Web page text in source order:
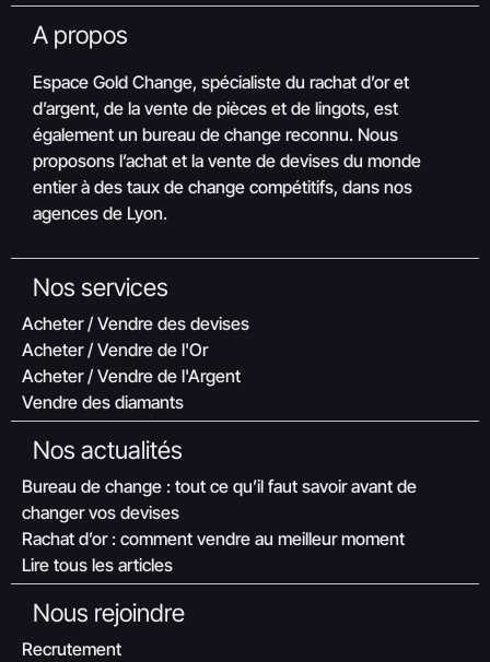
A propos
Espace Gold Change, spécialiste du rachat d’or et
d’argent, de la vente de pièces et de lingots, est
également un bureau de change reconnu. Nous
proposons l’achat et la vente de devises du monde
entier à des taux de change compétitifs, dans nos
agences de Lyon.
Nos services
Acheter / Vendre des devises
Acheter / Vendre de l'Or
Acheter / Vendre de l'Argent
Vendre des diamants
Nos actualités
Bureau de change : tout ce qu’il faut savoir avant de
changer vos devises
Rachat d’or : comment vendre au meilleur moment
Lire tous les articles
Nous rejoindre
Recrutement